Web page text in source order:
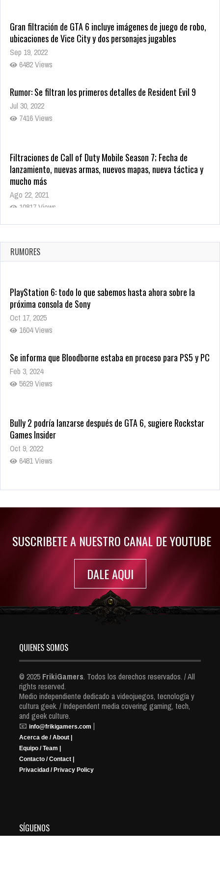
Gran filtración de GTA 6 incluye imágenes de juego de robo,
ubicaciones de Vice City y dos personajes jugables
Sep 19, 2022
6482 Views
Rumor: Se filtran los primeros detalles de Resident Evil 9
Jul 30, 2022
7416 Views
Filtraciones de Call of Duty Mobile Season 7; Fecha de
lanzamiento, nuevas armas, nuevos mapas, nueva táctica y
mucho más
Ago 22, 2021
10817 Views
La configuración de Call of Duty 2021 aparentemente ya fue
Ago 8, 2021
10003 Views
RUMORES
PlayStation 6: todo lo que sabemos hasta ahora sobre la
próxima consola de Sony
Oct 17, 2025
1604 Views
Se informa que Bloodborne estaba en proceso para PS5 y PC
Feb 3, 2024
5629 Views
Bully 2 podría lanzarse después de GTA 6, sugiere Rockstar
Games Insider
Oct 9, 2022
6481 Views
Rumor: Se filtran los primeros detalles de Resident Evil 9
SUSCRIBETE A NUESTRO CANAL DE YOUTUBE
DALE AQUI
QUIENES SOMOS
© 2025 FrikiGamers. Todos los derechos reservados. / All
rights reserved.
Medio independiente dedicado a videojuegos, tecnología y
cultura geek. / Independent media covering gaming, tech,
and geek culture.
📧 info@frikigamers.com |
Acerca de / About |
Equipo / Team |
Contacto / Contact |
Privacidad / Privacy Policy
SÍGUENOS